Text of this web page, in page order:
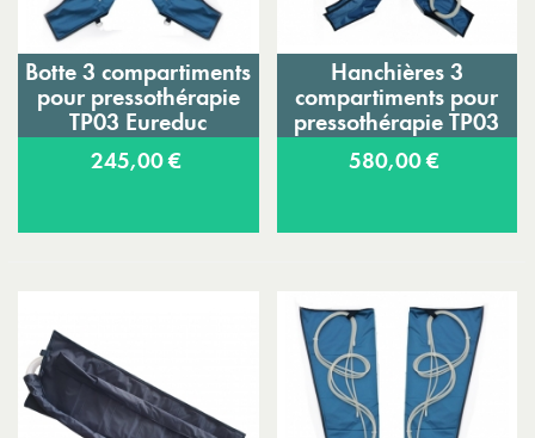
Botte 3 compartiments
pour pressothérapie
TP03 Eureduc
245,00 €
Hanchières 3
compartiments pour
pressothérapie TP03
Eureduc
580,00 €